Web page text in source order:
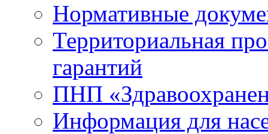
Нормативные
Территориальная
гарантий
ПНП
Информация для